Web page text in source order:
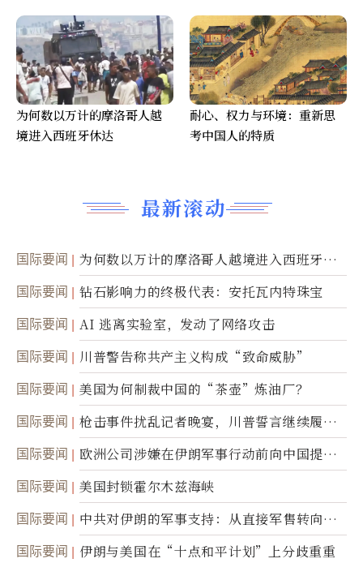
最新滚动
国际要闻
为何数以万计的摩洛哥人越境进入西班牙休
达
国际要闻 钻石影响力的终极代表：安托瓦内特珠宝
国际要闻 AI 逃离实验室，发动了网络攻击
国际要闻 川普警告称共产主义构成“致命威胁”
国际要闻 美国为何制裁中国的“茶壶”炼油厂？
国际要闻
枪击事件扰乱记者晚宴，川普誓言继续履行
职责
国际要闻
欧洲公司涉嫌在伊朗军事行动前向中国提供
美军基地的卫星图像
国际要闻 美国封锁霍尔木兹海峡
国际要闻
中共对伊朗的军事支持：从直接军售转向间
接技术转让
国际要闻 伊朗与美国在“十点和平计划”上分歧重重
为何数以万计的摩洛哥人越
境进入西班牙休达
耐心、权力与环境：重新思
考中国人的特质